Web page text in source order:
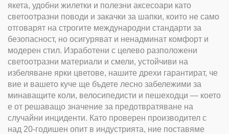
якета, удобни жилетки и полезни аксесоари като
светоотразни поводи и закачки за шапки, които не само
отговарят на строгите международни стандарти за
безопасност, но осигуряват и ненадминат комфорт и
модерен стил. Изработени с целево разположени
светоотразни материали и смели, устойчиви на
избеляване ярки цветове, нашите дрехи гарантират, че
вие и вашето куче ще бъдете лесно забележими за
минаващите коли, велосипедисти и пешеходци — което
е от решаващо значение за предотвратяване на
случайни инциденти. Като проверен производител с
над 20-годишен опит в индустрията, ние поставяме